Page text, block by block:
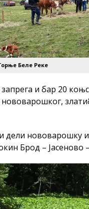
Беле Реке
и бар 20
дели нововарошку
Брод –